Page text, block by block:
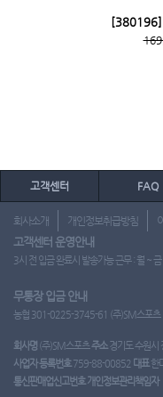
[380196]
고객센터 FAQ
회사소개 개인정보취급방침
고객센터 운영안내
3시 전 입금 완료시 발송가능 근무 : 월 ~
무통장 입금 안내
농협 301-0225-3745-61 (주)SM스포츠
회사명 (주)SM스포츠주소경기도 수원시
사업자 등록번호759-88-00852 대표한
통신판매업신고번호 개인정보관리책임자